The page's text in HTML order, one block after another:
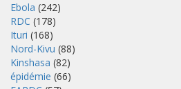
Ebola (242)
RDC (178)
Ituri (168)
Nord-Kivu (88)
Kinshasa (82)
épidémie (66)